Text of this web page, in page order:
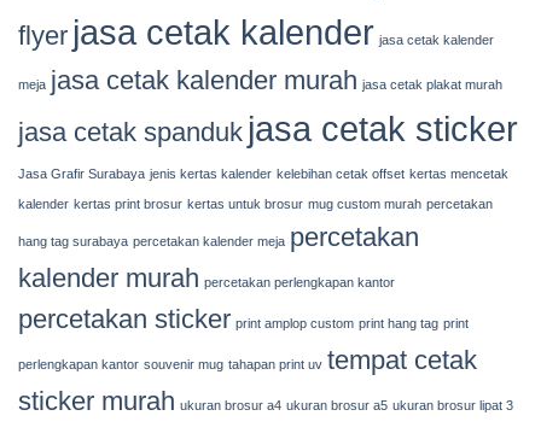
flyer jasa cetak kalender jasa cetak kalender
meja jasa cetak kalender murah jasa cetak plakat murah
jasa cetak spanduk jasa cetak sticker
Jasa Grafir Surabaya jenis kertas kalender kelebihan cetak offset kertas mencetak
kalender kertas print brosur kertas untuk brosur mug custom murah percetakan
hang tag surabaya percetakan kalender meja percetakan
kalender murah percetakan perlengkapan kantor
percetakan sticker print amplop custom print hang tag print
perlengkapan kantor souvenir mug tahapan print uv tempat cetak
sticker murah ukuran brosur a4 ukuran brosur a5 ukuran brosur lipat 3